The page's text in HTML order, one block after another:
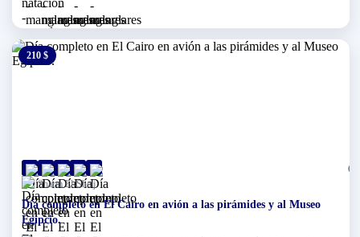
210 $
(0)
Sharm El-Sheij
Día completo en El Cairo en avión a las pirámides y al Museo
Egipcio.